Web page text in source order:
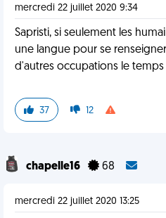
mercredi 22 juillet 2020 9:34
Sapristi, si seulement les
une langue pour se
d'autres occupations le
37 12
chapelle16 68
mercredi 22 juillet 2020 13:25